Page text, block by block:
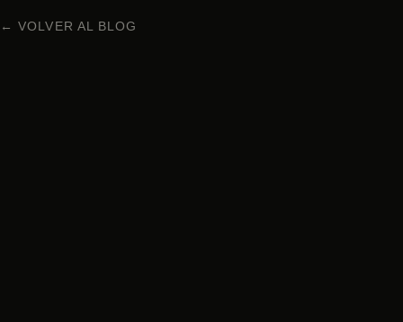
← VOLVER AL BLOG